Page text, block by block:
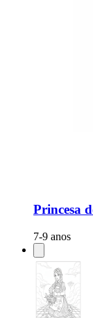
Princesa
7-9 anos